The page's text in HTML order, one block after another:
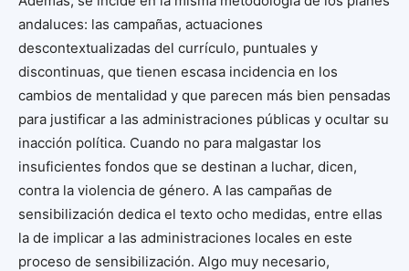
andaluces: las campañas, actuaciones
descontextualizadas del currículo, puntuales y
discontinuas, que tienen escasa incidencia en los
cambios de mentalidad y que parecen más bien pensadas
para justificar a las administraciones públicas y ocultar su
inacción política. Cuando no para malgastar los
insuficientes fondos que se destinan a luchar, dicen,
contra la violencia de género. A las campañas de
sensibilización dedica el texto ocho medidas, entre ellas
la de implicar a las administraciones locales en este
proceso de sensibilización. Algo muy necesario,